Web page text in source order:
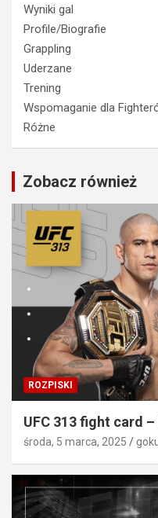
Wyniki gal
Profile/Biografie
Grappling
Uderzane
Trening
Wspomaganie dla
Różne
Zobacz również
ROZPISKI
UFC 313 fight card
środa, 5 marca, 2025